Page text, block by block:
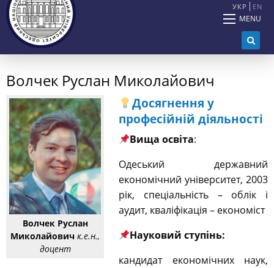
УКР EN
MENU
Волчек Руслан Миколайович
Волчек Руслан
Миколайович к.е.н.,
доцент
Досягнення у
професійній діяльності
Вища освіта:
Одеський державний
економічний університет, 2003
рік, спеціальність – облік і
аудит, кваліфікація – економіст
Науковий ступінь:
кандидат економічних наук,